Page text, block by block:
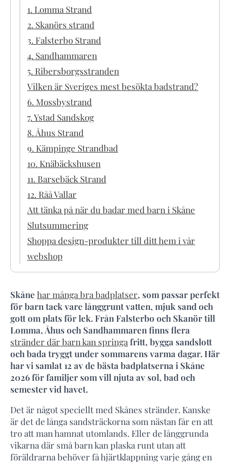
1. Lomma Strand
2. Skanörs strand
3. Falsterbo Strand
4. Sandhammaren
5. Ribersborgsstranden
Vilken är Sveriges mest besökta badstrand?
6. Mossbystrand
7. Ystad Sandskog
8. Åhus Strand
9. Kämpinge Strandbad
10. Knäbäckshusen
11. Barsebäck Strand
12. Råå Vallar
Att tänka på när du badar med barn i Skåne
Slutsummering
Shoppa design-produkter till ditt hem i vår
webshop
Skåne har många bra badplatser, som passar perfekt
för barn tack vare långgrunt vatten, mjuk sand och
gott om plats för lek. Från Falsterbo och Skanör till
Lomma, Åhus och Sandhammaren finns flera
stränder där barn kan springa fritt, bygga sandslott
och bada tryggt under sommarens varma dagar. Här
har vi samlat 12 av de bästa badplatserna i Skåne
2026 för familjer som vill njuta av sol, bad och
semester vid havet.
Det är något speciellt med Skånes stränder. Kanske
är det de långa sandsträckorna som nästan får en att
tro att man hamnat utomlands. Eller de långgrunda
vikarna där små barn kan plaska runt utan att
föräldrarna behöver få hjärtklappning varje gång en